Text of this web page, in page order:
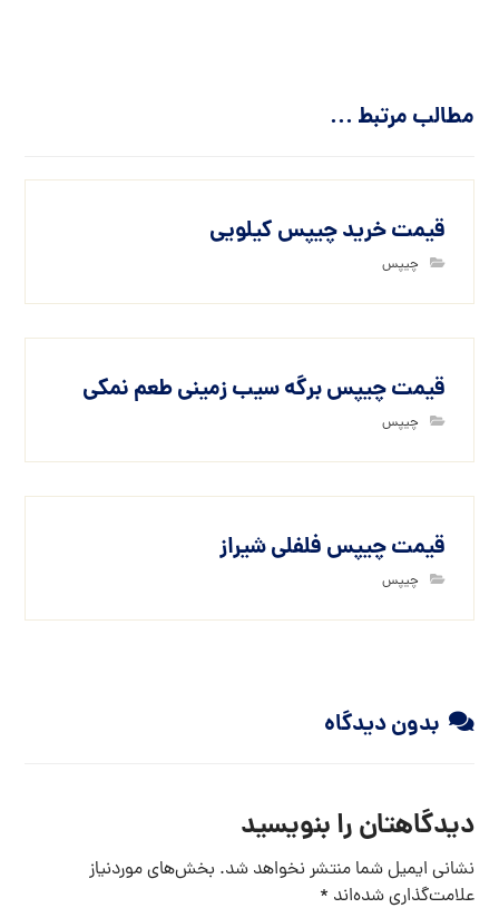
مطالب مرتبط ...
قیمت خرید چیپس کیلویی
چیپس
قیمت چیپس برگه سیب زمینی طعم نمکی
چیپس
قیمت چیپس فلفلی شیراز
چیپس
بدون دیدگاه
دیدگاهتان را بنویسید
نشانی ایمیل شما منتشر نخواهد شد. بخش‌های موردنیاز
علامت‌گذاری شده‌اند *